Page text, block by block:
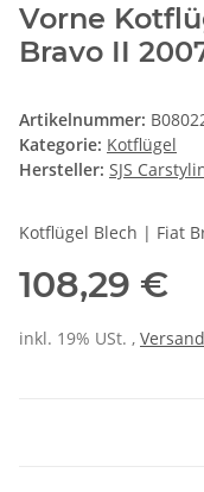
Vorne
Bravo II
Artikelnummer:
Kategorie: Kotflügel
Hersteller: SJS
Kotflügel Blech | Fiat
108,29 €
inkl. 19% USt. ,